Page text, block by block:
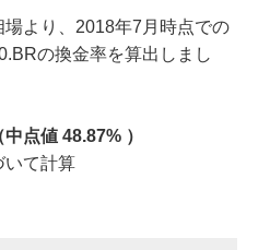
より、2018年7月時点での
の換金率を算出しまし
点値 48.87% ）
て計算